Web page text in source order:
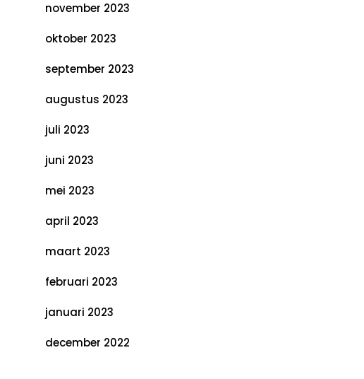
november 2023
oktober 2023
september 2023
augustus 2023
juli 2023
juni 2023
mei 2023
april 2023
maart 2023
februari 2023
januari 2023
december 2022